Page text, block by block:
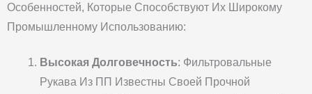
Особенностей, Которые Способствуют Их Широкому
Промышленному Использованию:
Высокая Долговечность: Фильтровальные
Рукава Из ПП Известны Своей Прочной